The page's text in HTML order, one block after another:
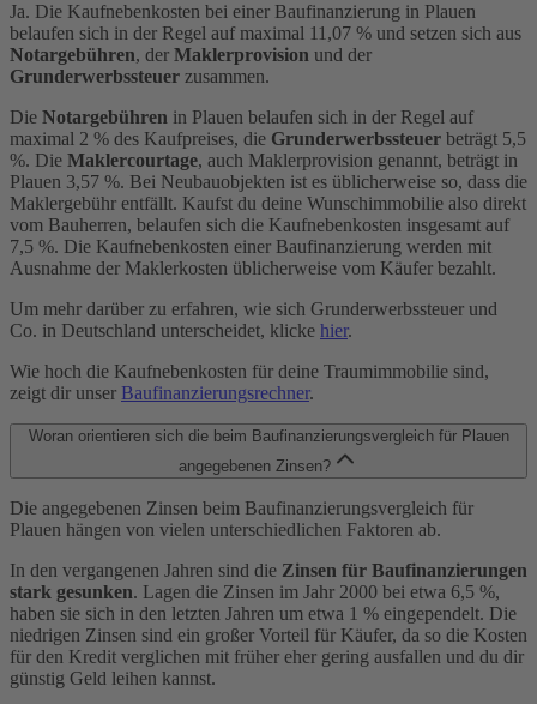
Ja. Die Kaufnebenkosten bei einer Baufinanzierung in Plauen
belaufen sich in der Regel auf maximal 11,07 % und setzen sich aus
Notargebühren, der Maklerprovision und der
Grunderwerbssteuer zusammen.
Die Notargebühren in Plauen belaufen sich in der Regel auf
maximal 2 % des Kaufpreises, die Grunderwerbssteuer beträgt 5,5
%. Die Maklercourtage, auch Maklerprovision genannt, beträgt in
Plauen 3,57 %. Bei Neubauobjekten ist es üblicherweise so, dass die
Maklergebühr entfällt. Kaufst du deine Wunschimmobilie also direkt
vom Bauherren, belaufen sich die Kaufnebenkosten insgesamt auf
7,5 %. Die Kaufnebenkosten einer Baufinanzierung werden mit
Ausnahme der Maklerkosten üblicherweise vom Käufer bezahlt.
Um mehr darüber zu erfahren, wie sich Grunderwerbssteuer und
Co. in Deutschland unterscheidet, klicke hier.
Wie hoch die Kaufnebenkosten für deine Traumimmobilie sind,
zeigt dir unser Baufinanzierungsrechner.
Woran orientieren sich die beim Baufinanzierungsvergleich für Plauen
angegebenen Zinsen?
Die angegebenen Zinsen beim Baufinanzierungsvergleich für
Plauen hängen von vielen unterschiedlichen Faktoren ab.
In den vergangenen Jahren sind die Zinsen für Baufinanzierungen
stark gesunken. Lagen die Zinsen im Jahr 2000 bei etwa 6,5 %,
haben sie sich in den letzten Jahren um etwa 1 % eingependelt. Die
niedrigen Zinsen sind ein großer Vorteil für Käufer, da so die Kosten
für den Kredit verglichen mit früher eher gering ausfallen und du dir
günstig Geld leihen kannst.